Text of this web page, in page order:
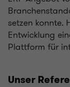
setzen konnte.
Entwicklung
Plattform für
Unser